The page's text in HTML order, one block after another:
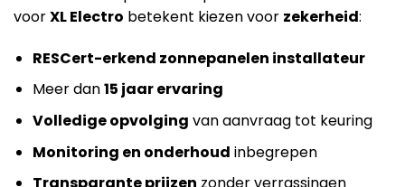
voorXL Electro betekent kiezen voor zekerheid:
RESCert-erkend zonnepanelen installateur
Meer dan15 jaar ervaring
Volledige opvolging van aanvraag tot keuring
Monitoring en onderhoud inbegrepen